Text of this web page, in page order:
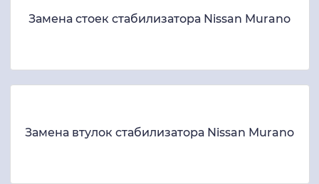
Замена стоек стабилизатора Nissan Murano
Замена втулок стабилизатора Nissan Murano